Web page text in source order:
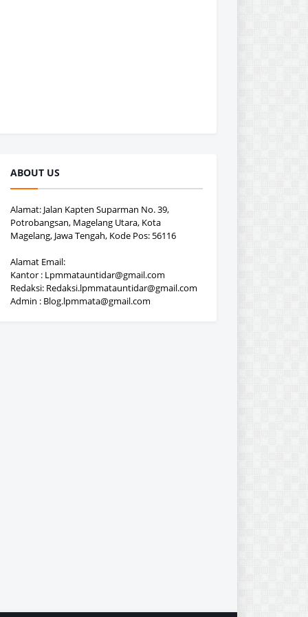
ABOUT US
Alamat: Jalan Kapten Suparman No. 39,
Potrobangsan, Magelang Utara, Kota
Magelang, Jawa Tengah, Kode Pos: 56116
Alamat Email:
Kantor : Lpmmatauntidar@gmail.com
Redaksi: Redaksi.lpmmatauntidar@gmail.com
Admin : Blog.lpmmata@gmail.com